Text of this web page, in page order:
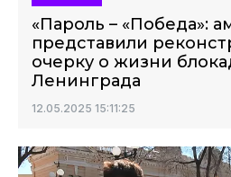
«Пароль – «Победа»:
представили
очерку о жизни
Ленинграда
12.05.2025 15:11:25